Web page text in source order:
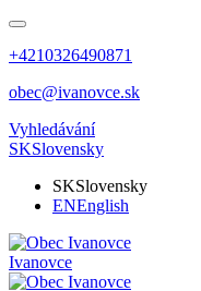
+4210326490871
obec@ivanovce.sk
Vyhledávání
SKSlovensky
SKSlovensky
ENEnglish
Ivanovce